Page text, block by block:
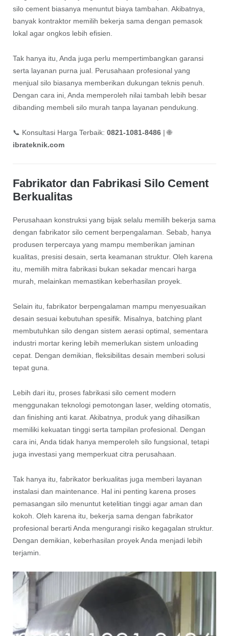
silo cement biasanya menuntut biaya tambahan. Akibatnya,
banyak kontraktor memilih bekerja sama dengan pemasok
lokal agar ongkos lebih efisien.
Tak hanya itu, Anda juga perlu mempertimbangkan garansi
serta layanan purna jual. Perusahaan profesional yang
menjual silo biasanya memberikan dukungan teknis penuh.
Dengan cara ini, Anda memperoleh nilai tambah lebih besar
dibanding membeli silo murah tanpa layanan pendukung.
📞 Konsultasi Harga Terbaik: 0821-1081-8486| 🌐
ibrateknik.com
Fabrikator dan Fabrikasi Silo Cement
Berkualitas
Perusahaan konstruksi yang bijak selalu memilih bekerja sama
dengan fabrikator silo cement berpengalaman. Sebab, hanya
produsen terpercaya yang mampu memberikan jaminan
kualitas, presisi desain, serta keamanan struktur. Oleh karena
itu, memilih mitra fabrikasi bukan sekadar mencari harga
murah, melainkan memastikan keberhasilan proyek.
Selain itu, fabrikator berpengalaman mampu menyesuaikan
desain sesuai kebutuhan spesifik. Misalnya, batching plant
membutuhkan silo dengan sistem aerasi optimal, sementara
industri mortar kering lebih memerlukan sistem unloading
cepat. Dengan demikian, fleksibilitas desain memberi solusi
tepat guna.
Lebih dari itu, proses fabrikasi silo cement modern
menggunakan teknologi pemotongan laser, welding otomatis,
dan finishing anti karat. Akibatnya, produk yang dihasilkan
memiliki kekuatan tinggi serta tampilan profesional. Dengan
cara ini, Anda tidak hanya memperoleh silo fungsional, tetapi
juga investasi yang memperkuat citra perusahaan.
Tak hanya itu, fabrikator berkualitas juga memberi layanan
instalasi dan maintenance. Hal ini penting karena proses
pemasangan silo menuntut ketelitian tinggi agar aman dan
kokoh. Oleh karena itu, bekerja sama dengan fabrikator
profesional berarti Anda mengurangi risiko kegagalan struktur.
Dengan demikian, keberhasilan proyek Anda menjadi lebih
terjamin.